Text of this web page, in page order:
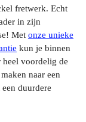
fretwerk. Echt
in zijn
Met onze unieke
kun je binnen
heel voordelig de
naar een
duurdere